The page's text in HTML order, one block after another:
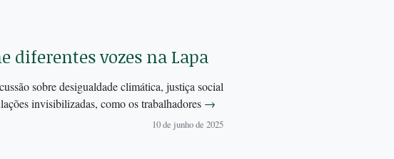
diferentes vozes na Lapa
sobre desigualdade climática, justiça social
invisibilizadas, como os trabalhadores →
10 de junho de 2025